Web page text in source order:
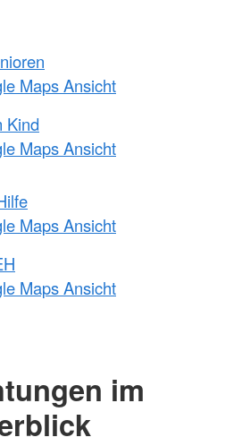
Maps Ansicht
Kind
Maps Ansicht
Maps Ansicht
Maps Ansicht
im